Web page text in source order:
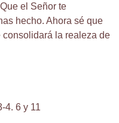
el Señor te
hecho. Ahora sé que
consolidará la realeza de
4. 6 y 11